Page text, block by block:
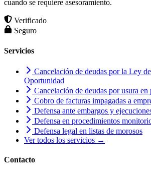
cuando se requiere asesoramiento.
Verificado
Seguro
Servicios
Cancelación de deudas por la Ley
Oportunidad
Cancelación de deudas por usura en
Cobro de facturas impagadas a
Defensa ante embargos y
Defensa en procedimientos
Defensa legal en listas de morosos
Ver todos los servicios →
Contacto